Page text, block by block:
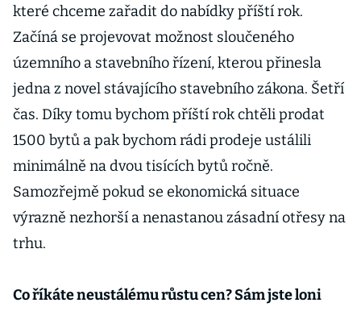
které chceme zařadit do nabídky příští rok.
Začíná se projevovat možnost sloučeného
územního a stavebního řízení, kterou přinesla
jedna z novel stávajícího stavebního zákona. Šetří
čas. Díky tomu bychom příští rok chtěli prodat
1500 bytů a pak bychom rádi prodeje ustálili
minimálně na dvou tisících bytů ročně.
Samozřejmě pokud se ekonomická situace
výrazně nezhorší a nenastanou zásadní otřesy na
trhu.
Co říkáte neustálému růstu cen? Sám jste loni